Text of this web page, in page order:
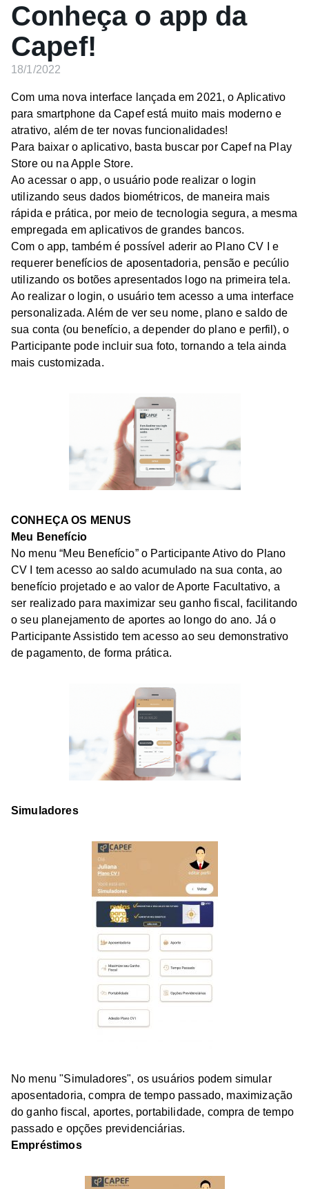
Conheça o app da
Capef!
18/1/2022
Com uma nova interface lançada em 2021, o Aplicativo
para smartphone da Capef está muito mais moderno e
atrativo, além de ter novas funcionalidades!
Para baixar o aplicativo, basta buscar por Capef na Play
Store ou na Apple Store.
Ao acessar o app, o usuário pode realizar o login
utilizando seus dados biométricos, de maneira mais
rápida e prática, por meio de tecnologia segura, a mesma
empregada em aplicativos de grandes bancos.
Com o app, também é possível aderir ao Plano CV I e
requerer benefícios de aposentadoria, pensão e pecúlio
utilizando os botões apresentados logo na primeira tela.
Ao realizar o login, o usuário tem acesso a uma interface
personalizada. Além de ver seu nome, plano e saldo de
sua conta (ou benefício, a depender do plano e perfil), o
Participante pode incluir sua foto, tornando a tela ainda
mais customizada.
CONHEÇA OS MENUS
Meu Benefício
No menu “Meu Benefício” o Participante Ativo do Plano
CV I tem acesso ao saldo acumulado na sua conta, ao
benefício projetado e ao valor de Aporte Facultativo, a
ser realizado para maximizar seu ganho fiscal, facilitando
o seu planejamento de aportes ao longo do ano. Já o
Participante Assistido tem acesso ao seu demonstrativo
de pagamento, de forma prática.
Simuladores
No menu "Simuladores", os usuários podem simular
aposentadoria, compra de tempo passado, maximização
do ganho fiscal, aportes, portabilidade, compra de tempo
passado e opções previdenciárias.
Empréstimos